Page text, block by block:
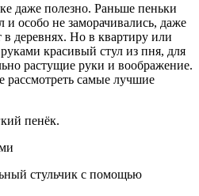
даже полезно. Раньше пеньки
и особо не заморачивались, даже
в деревнях. Но в квартиру или
красивый стул из пня, для
растущие руки и воображение.
рассмотреть самые лучшие
пенёк.
стульчик с помощью